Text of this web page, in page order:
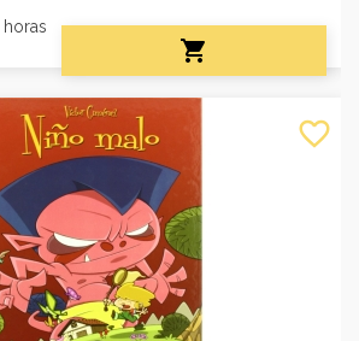

favorite_border